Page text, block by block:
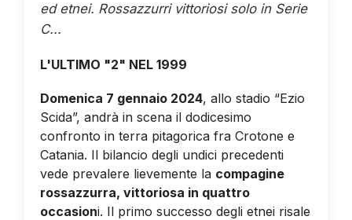
ed etnei. Rossazzurri vittoriosi solo in Serie
C...
L'ULTIMO "2" NEL 1999
Domenica 7 gennaio 2024, allo stadio “Ezio
Scida”, andrà in scena il dodicesimo
confronto in terra pitagorica fra Crotone e
Catania. Il bilancio degli undici precedenti
vede prevalere lievemente la compagine
rossazzurra, vittoriosa in quattro
occasioni. Il primo successo degli etnei risale